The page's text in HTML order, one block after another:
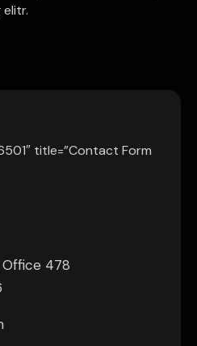
title=”Contact Form
478